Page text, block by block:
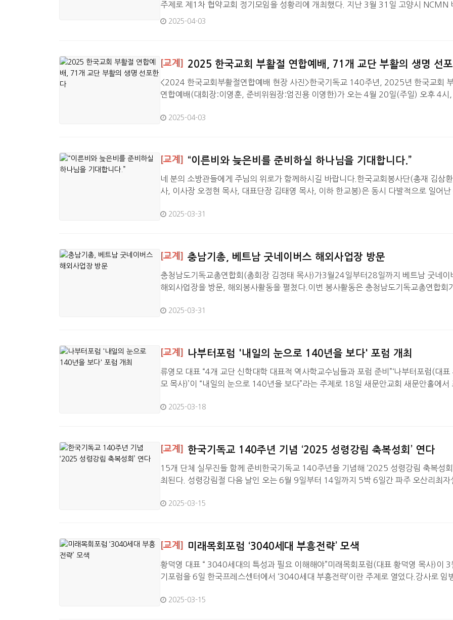
주제로 제1차 협약교회 정기모임을 성황리에 개최했다. 지난 3월 31일 고양시 NCMN
센터에서 열린 이번 모임에는 120여개 교회에서 300여명이 참석하여 교회부흥전략들
2025-04-03
[교계] 2025 한국교회 부활절 연합예배, 71개 교단 부활의 생명 선
<2024 한국교회부활절연합예배 현장 사진>한국기독교 140주년, 2025년 한국교회
연합예배(대회장:이영훈, 준비위원장:엄진용 이영한)가 오는 4월 20일(주일) 오후 4시,
항에 선교사의 공식 입항과 함께 한국 기독교의 선교의 역사가 시작 된 지 140주년을 맞
2025-04-03
[교계] “이른비와 늦은비를 준비하실 하나님을 기대합니다.”
네 분의 소방관들에게 주님의 위로가 함께하시길 바랍니다.한국교회봉사단(총재 김삼
사, 이사장 오정현 목사, 대표단장 김태영 목사, 이하 한교봉)은 동시 다발적으로 일어난
타개하도록 회원교단 재난 재해 구호 부서들과 협력하기로 했다.먼저 이번 산불 재해복
은…
2025-03-31
[교계] 충남기총, 베트남 굿네이버스 해외사업장 방문
충청남도기독교총연합회(총회장 김정태 목사)가3월24일부터28일까지 베트남 굿네이
해외사업장을 방문, 해외봉사활동을 펼쳤다.이번 봉사활동은 충청남도기독교총연합회
하는 나눔 문화 확산의 일환이다.충남기총에서는 김정태 총회장을 비롯해 총14명의 목
2025-03-31
[교계] 나부터포럼 '내일의 눈으로 140년을 보다' 포럼 개최
류영모 대표 “4개 교단 신학대학 대표적 역사학교수님들과 포럼 준비”‘나부터포럼(대표
모 목사)’이 “내일의 눈으로 140년을 보다”라는 주제로 18일 새문안교회 새문안홀에서
진단하는 한국교회 선교 140주년 기념으로 열렸다. 나부터포럼 대표 류영모 목사는 “흔
2025-03-18
[교계] 한국기독교 140주년 기념 ‘2025 성령강림 축복성회’ 연다
15개 단체 실무진들 함께 준비한국기독교 140주년을 기념해 ‘2025 성령강림 축복성회
최된다. 성령강림절 다음 날인 오는 6월 9일부터 14일까지 5박 6일간 파주 오산리최자
준 목사), 거룩한운동본부(상임총재 고충진 목사) 등과 영제회, 영산회, 국부협과 한부총,
사…
2025-03-15
[교계] 미래목회포럼 ‘3040세대 부흥전략’ 모색
황덕영 대표 “ 3040세대의 특성과 필요 이해해야”미래목회포럼(대표 황덕영 목사)이 3
기포럼을 6일 한국프레스센터에서 ‘3040세대 부흥전략’이란 주제로 열었다.강사로 임
역주민들이 언제든지 활용할 수 있는 공간을 가진 교회로 나아가야 한다고 제시했다.황
2025-03-15